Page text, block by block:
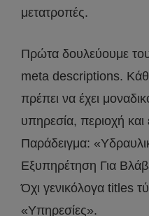
μετατροπές.
Πρώτα δουλεύουμε
meta descriptions.
πρέπει να έχει
υπηρεσία, περιοχή και
Παράδειγμα:
Εξυπηρέτηση Για
Όχι γενικόλογα titles
«Υπηρεσίες».